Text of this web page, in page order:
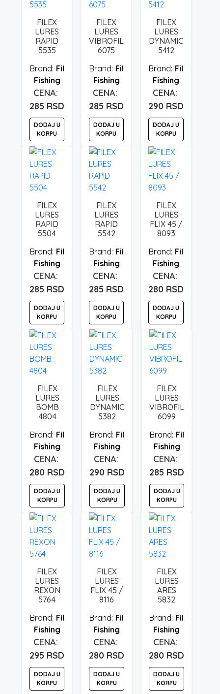
FILEX
LURES
RAPID
5535
Fil
Fishing
285 RSD
DODAJ U
KORPU
FILEX
LURES
VIBROFIL
6075
Fil
Fishing
285 RSD
DODAJ U
KORPU
FILEX
LURES
DYNAMIC
5412
Fil
Fishing
290 RSD
DODAJ U
KORPU
FILEX
LURES
RAPID
5504
Fil
Fishing
285 RSD
DODAJ U
KORPU
FILEX
LURES
RAPID
5542
Fil
Fishing
285 RSD
DODAJ U
KORPU
FILEX
LURES
FLIX 45 /
8093
Fil
Fishing
280 RSD
DODAJ U
KORPU
FILEX
LURES
BOMB
4804
Fil
Fishing
280 RSD
DODAJ U
KORPU
FILEX
LURES
DYNAMIC
5382
Fil
Fishing
290 RSD
DODAJ U
KORPU
FILEX
LURES
VIBROFIL
6099
Fil
Fishing
285 RSD
DODAJ U
KORPU
FILEX
LURES
REXON
5764
Fil
Fishing
295 RSD
DODAJ U
KORPU
FILEX
LURES
FLIX 45 /
8116
Fil
Fishing
280 RSD
DODAJ U
KORPU
FILEX
LURES
ARES
5832
Fil
Fishing
280 RSD
DODAJ U
KORPU